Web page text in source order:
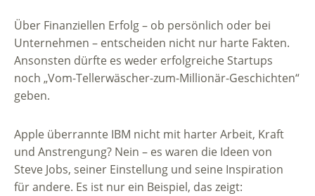
Über Finanziellen Erfolg – ob persönlich oder bei
Unternehmen – entscheiden nicht nur harte Fakten.
Ansonsten dürfte es weder erfolgreiche Startups
noch „Vom-Tellerwäscher-zum-Millionär-Geschichten“
geben.
Apple überrannte IBM nicht mit harter Arbeit, Kraft
und Anstrengung? Nein – es waren die Ideen von
Steve Jobs, seiner Einstellung und seine Inspiration
für andere. Es ist nur ein Beispiel, das zeigt: